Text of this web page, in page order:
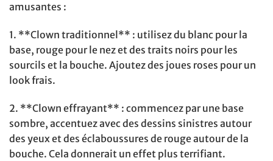
amusantes :
1. **Clown traditionnel** : utilisez du blanc pour la
base, rouge pour le nez et des traits noirs pour les
sourcils et la bouche. Ajoutez des joues roses pour un
look frais.
2. **Clown effrayant** : commencez par une base
sombre, accentuez avec des dessins sinistres autour
des yeux et des éclaboussures de rouge autour de la
bouche. Cela donnerait un effet plus terrifiant.